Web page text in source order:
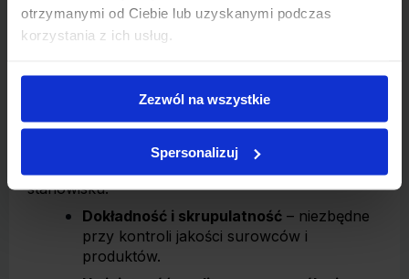
otrzymanymi od Ciebie lub uzyskanymi podczas
korzystania z ich usług.
Zezwól na wszystkie
Spersonalizuj
Cechy i umiejętności przydatne w
pod uwagę, czym zajmuje się kontroler jakości.
Jeśli chcesz skutecznie wykonywać swoje
obowiązki, powinieneś wykazywać się szeregiem
stanowisku:
Dokładność i skrupulatność – niezbędne
przy kontroli jakości surowców i
produktów.